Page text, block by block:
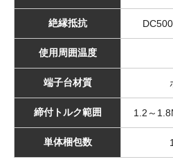
絶縁抵抗
使用周囲温度
端子台材質
締付トルク範囲 1.2～
単体梱包数